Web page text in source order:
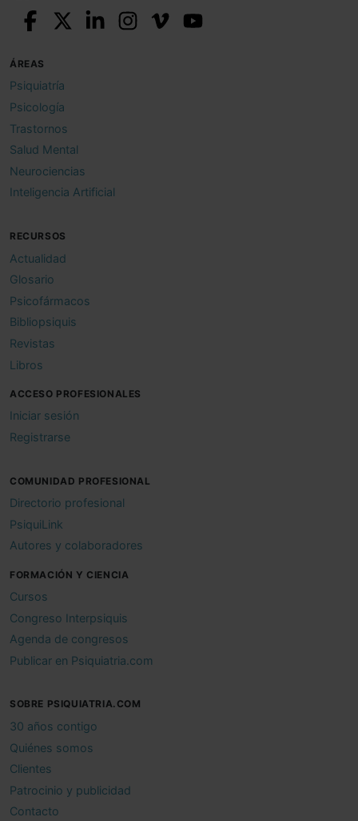
ÁREAS
Psiquiatría
Psicología
Trastornos
Salud Mental
Neurociencias
Inteligencia Artificial
RECURSOS
Actualidad
Glosario
Psicofármacos
Bibliopsiquis
Revistas
Libros
ACCESO PROFESIONALES
Iniciar sesión
Registrarse
COMUNIDAD PROFESIONAL
Directorio profesional
PsiquiLink
Autores y colaboradores
FORMACIÓN Y CIENCIA
Cursos
Congreso Interpsiquis
Agenda de congresos
Publicar en Psiquiatria.com
SOBRE PSIQUIATRIA.COM
30 años contigo
Quiénes somos
Clientes
Patrocinio y publicidad
Contacto